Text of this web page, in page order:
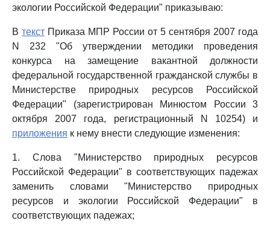
экологии Российской Федерации" приказываю:
В текст Приказа МПР России от 5 сентября 2007 года
N 232 "Об утверждении методики проведения
конкурса на замещение вакантной должности
федеральной государственной гражданской службы в
Министерстве природных ресурсов Российской
Федерации" (зарегистрирован Минюстом России 3
октября 2007 года, регистрационный N 10254) и
приложения к нему внести следующие изменения:
1. Слова "Министерство природных ресурсов
Российской Федерации" в соответствующих падежах
заменить словами "Министерство природных
ресурсов и экологии Российской Федерации" в
соответствующих падежах;